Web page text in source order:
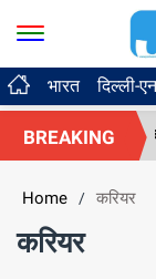
भारत दिल्ली-
BREAKING
की सरकार से
Home / करियर
करियर